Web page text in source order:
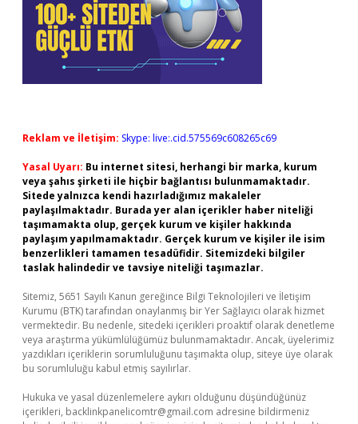
Reklam ve İletişim: Skype: live:.cid.575569c608265c69
Yasal Uyarı: Bu internet sitesi, herhangi bir marka, kurum
veya şahıs şirketi ile hiçbir bağlantısı bulunmamaktadır.
Sitede yalnızca kendi hazırladığımız makaleler
paylaşılmaktadır. Burada yer alan içerikler haber niteliği
taşımamakta olup, gerçek kurum ve kişiler hakkında
paylaşım yapılmamaktadır. Gerçek kurum ve kişiler ile isim
benzerlikleri tamamen tesadüfidir. Sitemizdeki bilgiler
taslak halindedir ve tavsiye niteliği taşımazlar.
Sitemiz, 5651 Sayılı Kanun gereğince Bilgi Teknolojileri ve İletişim
Kurumu (BTK) tarafından onaylanmış bir Yer Sağlayıcı olarak hizmet
vermektedir. Bu nedenle, sitedeki içerikleri proaktif olarak denetleme
veya araştırma yükümlülüğümüz bulunmamaktadır. Ancak, üyelerimiz
yazdıkları içeriklerin sorumluluğunu taşımakta olup, siteye üye olarak
bu sorumluluğu kabul etmiş sayılırlar.
Hukuka ve yasal düzenlemelere aykırı olduğunu düşündüğünüz
içerikleri, backlinkpanelicomtr@gmail.com adresine bildirmeniz